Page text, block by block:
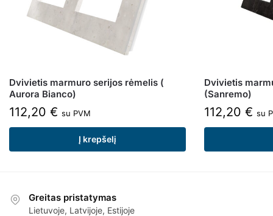
Dvivietis marmuro serijos rėmelis (
Aurora Bianco)
112,20 € su PVM
Į krepšelį
Dvivietis
(Sanremo)
112,20 € su
Greitas pristatymas
Lietuvoje, Latvijoje, Estijoje